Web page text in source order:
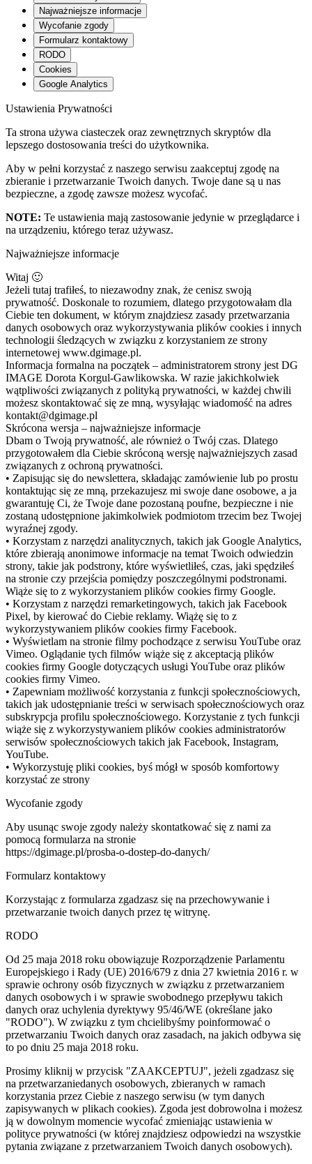
Pixel, by kierować do Ciebie reklamy. Wiążę się to z
wykorzystywaniem plików cookies firmy Facebook.
• Wyświetlam na stronie filmy pochodzące z serwisu YouTube oraz
Vimeo. Oglądanie tych filmów wiąże się z akceptacją plików
cookies firmy Google dotyczących usługi YouTube oraz plików
cookies firmy Vimeo.
• Zapewniam możliwość korzystania z funkcji społecznościowych,
subskrypcja profilu społecznościowego. Korzystanie z tych funkcji
serwisów społecznościowych takich jak Facebook, Instagram,
YouTube.
korzystać ze strony
Wycofanie zgody
Aby usunąc swoje zgody należy skontatkować się z nami za
pomocą formularza na stronie
Korzystając z formularza zgadzasz się na przechowywanie i
przetwarzanie twoich danych przez tę witrynę.
RODO
Od 25 maja 2018 roku obowiązuje Rozporządzenie Parlamentu
Europejskiego i Rady (UE) 2016/679 z dnia 27 kwietnia 2016 r. w
sprawie ochrony osób fizycznych w związku z przetwarzaniem
danych osobowych i w sprawie swobodnego przepływu takich
danych oraz uchylenia dyrektywy 95/46/WE (określane jako
"RODO"). W związku z tym chcielibyśmy poinformować o
przetwarzaniu Twoich danych oraz zasadach, na jakich odbywa się
to po dniu 25 maja 2018 roku.
Prosimy kliknij w przycisk "ZAAKCEPTUJ", jeżeli zgadzasz się
na przetwarzaniedanych osobowych, zbieranych w ramach
korzystania przez Ciebie z naszego serwisu (w tym danych
zapisywanych w plikach cookies). Zgoda jest dobrowolna i możesz
ją w dowolnym momencie wycofać zmieniając ustawienia w
polityce prywatności (w której znajdziesz odpowiedzi na wszystkie
pytania związane z przetwarzaniem Twoich danych osobowych).
Cookies
Ta strona korzysta z ciasteczek aby świadczyć usługi na
najwyższym poziomie. Dalsze korzystanie ze strony oznacza, że
zgadzasz się na ich użycie.
Google Analytics
Strona zbiera statystyki za pomocą Google Analytics. GA zbiera
identyfikatory online włączając pliki cookies, adresy IP oraz
identyfikatory urządzeń, identyfikatory klientów.
Jeśli nie chczesz byc idenksowany proszę skorzystaj z narzędzia
Google https://tools.google.com/dlpage/gaoptout
Enable?
Zapisz moje ustawienia